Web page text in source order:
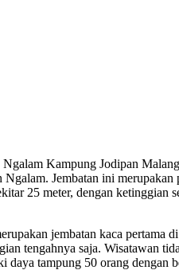
Ngalam Kampung Jodipan
Ngalam. Jembatan ini
25 meter, dengan ketinggian
jembatan kaca pertama
tengahnya saja. Wisatawan
daya tampung 50 orang dengan